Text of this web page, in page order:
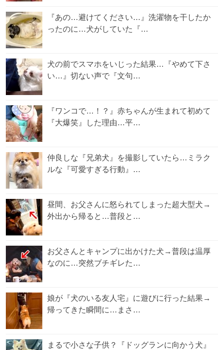
『あの…避けてください…』洗濯物を干したか
ったのに…犬がしていた『…
犬の前でスマホをいじった結果…『やめて下さ
い…』切ない声で『文句…
『ワンコで…！？』赤ちゃんが生まれて初めて
『大爆笑』した理由…平…
仲良しな『兄弟犬』を撮影していたら…ミラク
ルな『可愛すぎる行動』…
昼間、お父さんに怒られてしまった超大型犬→
外出から帰ると…普段と…
お父さんとキャンプに出かけた犬→普段は温厚
なのに…突然ブチギレた…
娘が『犬のいる友人宅』に遊びに行った結果→
帰ってきた瞬間に…まさ…
まるで小さな子供？『ドッグランに向かう犬』